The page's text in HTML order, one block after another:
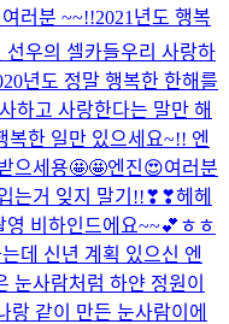
러분 ~~!!2021년도 행복
우의 셀카들우리 사랑하
년도 정말 행복한 한해를
하고 사랑한다는 말만 해
복한 일만 있으세요~!! 엔
으세용🤩🤩엔진😍여러분
는거 잊지 말기!!❣❣헤헤
영 비하인드에요~~💕ㅎㅎ
데 신년 계획 있으신 엔
눈사람처럼 하얀 정원이
랑 같이 만든 눈사람이에